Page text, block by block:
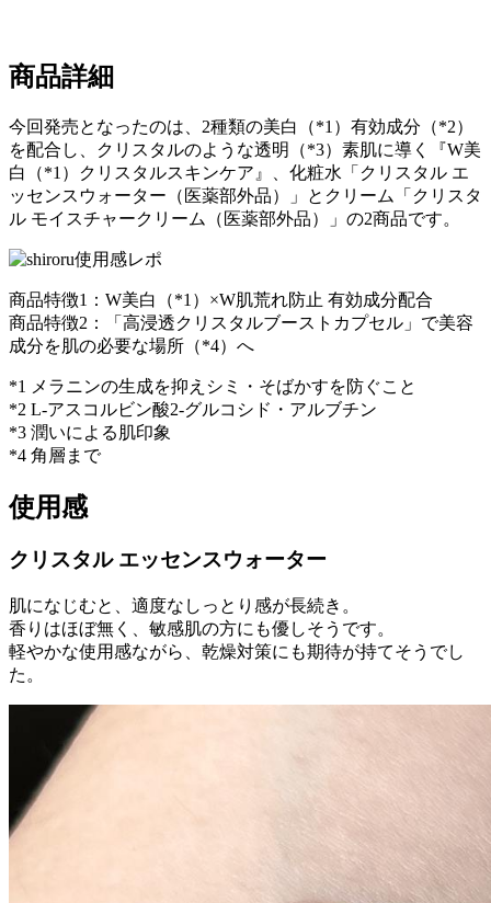
商品詳細
今回発売となったのは、2種類の美白（*1）有効成分（*2）
を配合し、クリスタルのような透明（*3）素肌に導く『W美
白（*1）クリスタルスキンケア』、化粧水「クリスタル エ
ッセンスウォーター（医薬部外品）」とクリーム「クリスタ
ル モイスチャークリーム（医薬部外品）」の2商品です。
商品特徴1：W美白（*1）×W肌荒れ防止 有効成分配合
商品特徴2：「高浸透クリスタルブーストカプセル」で美容
成分を肌の必要な場所（*4）へ
*1 メラニンの生成を抑えシミ・そばかすを防ぐこと
*2 L-アスコルビン酸2-グルコシド・アルブチン
*3 潤いによる肌印象
*4 角層まで
使用感
クリスタル エッセンスウォーター
肌になじむと、適度なしっとり感が長続き。
香りはほぼ無く、敏感肌の方にも優しそうです。
軽やかな使用感ながら、乾燥対策にも期待が持てそうでし
た。